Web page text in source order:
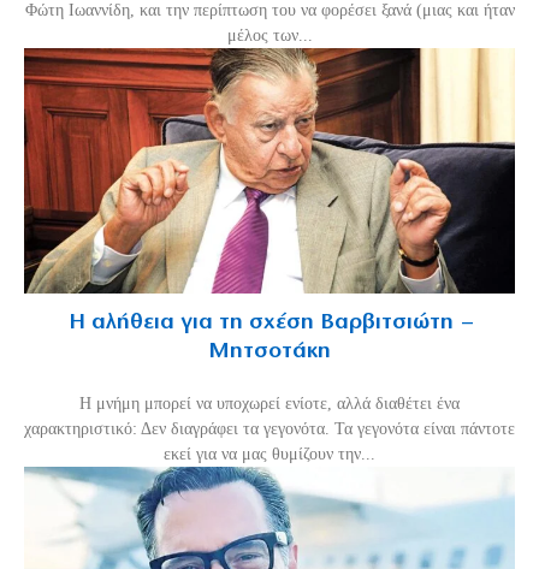
Φώτη Ιωαννίδη, και την περίπτωση του να φορέσει ξανά (μιας και ήταν
μέλος των...
Η αλήθεια για τη σχέση Βαρβιτσιώτη –
Μητσοτάκη
H μνήμη μπορεί να υποχωρεί ενίοτε, αλλά διαθέτει ένα
χαρακτηριστικό: Δεν διαγράφει τα γεγονότα. Τα γεγονότα είναι πάντοτε
εκεί για να μας θυμίζουν την...